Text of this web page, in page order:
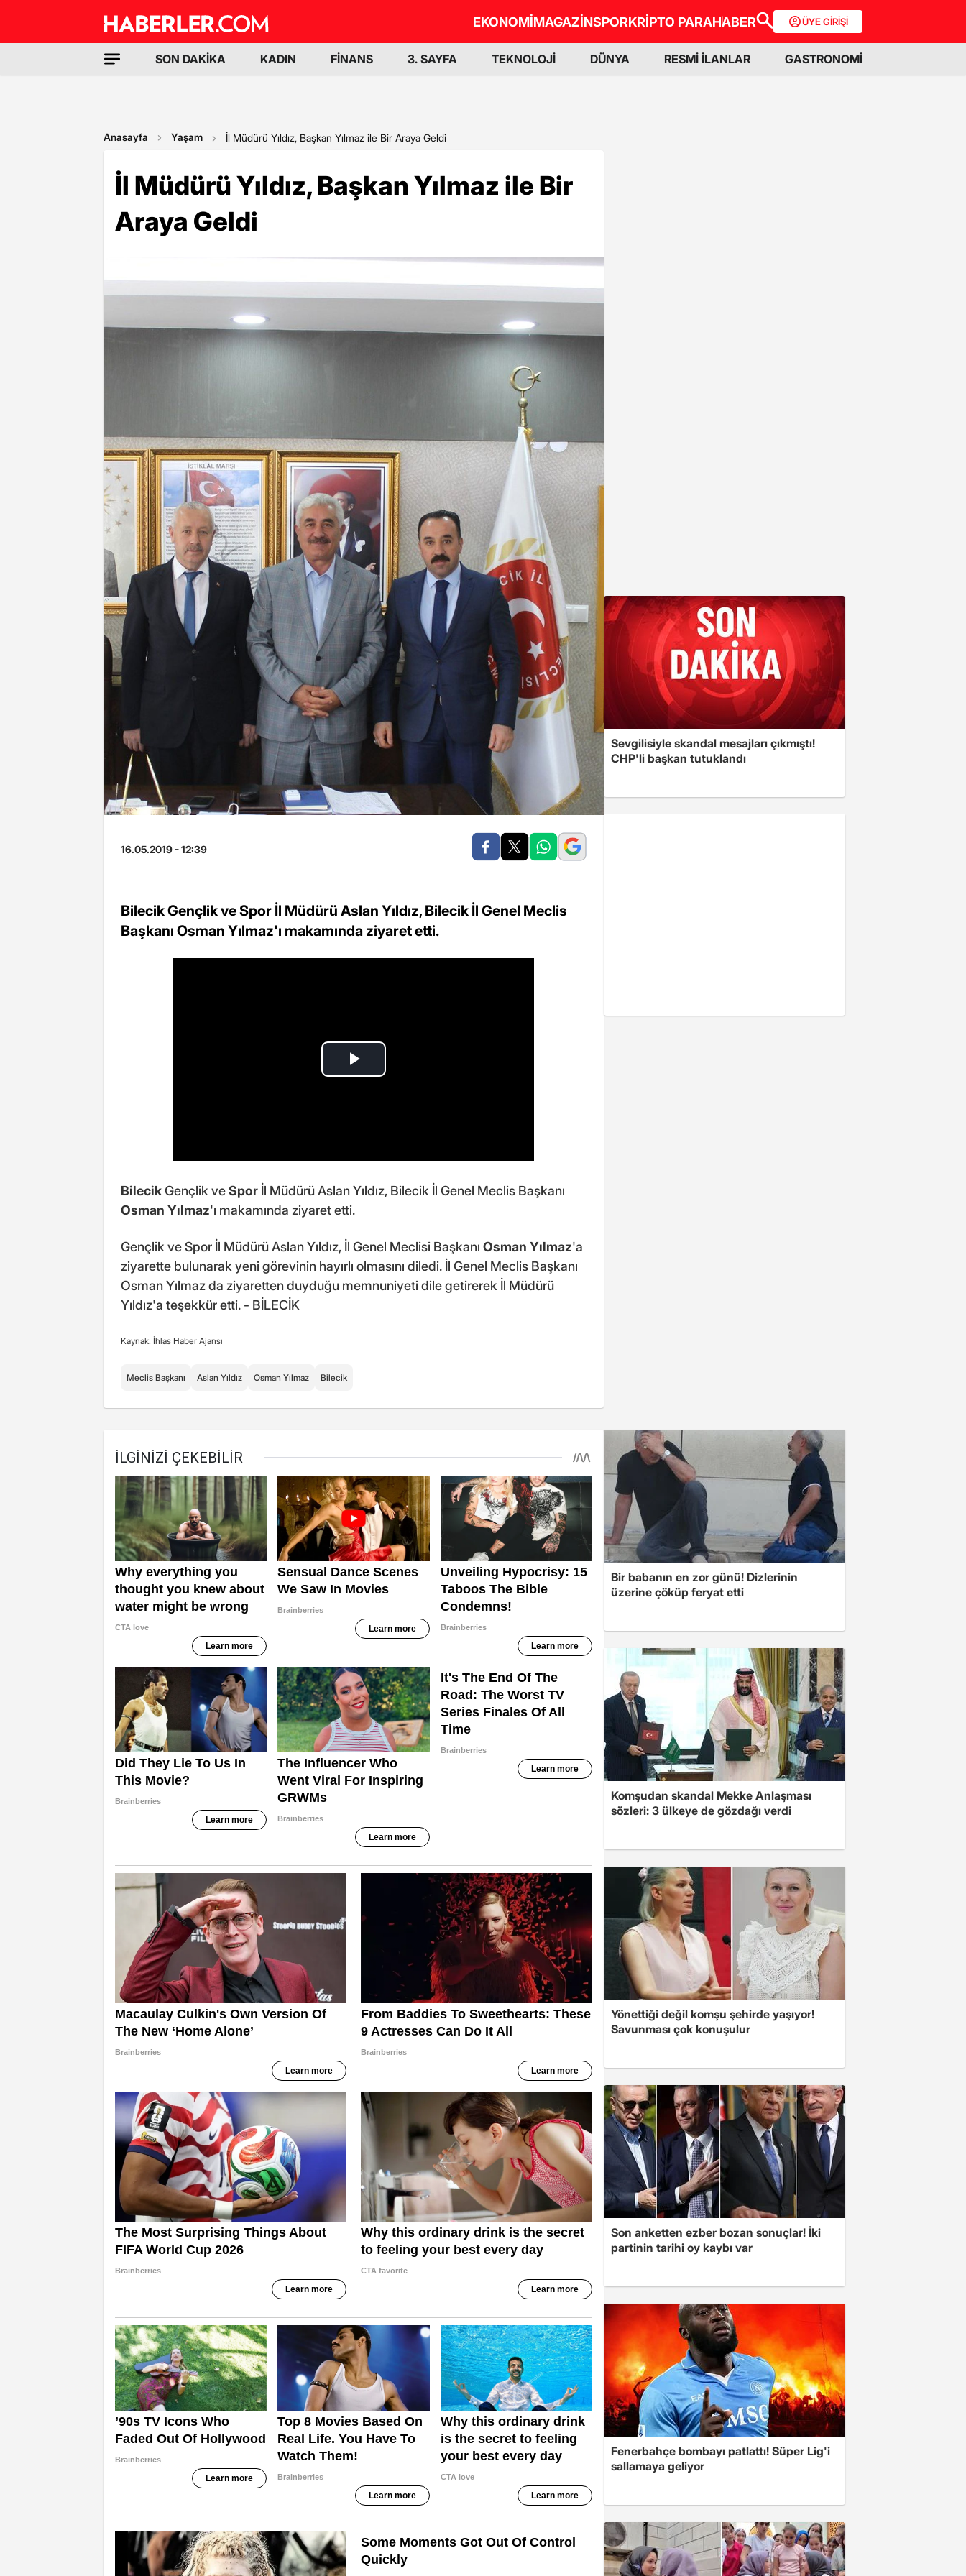
EKONOMİMAGAZİNSPORKRİPTO PARAHABER ÜYE GİRİŞİ
SON DAKİKA KADIN FİNANS 3. SAYFA TEKNOLOJİ DÜNYA RESMİ İLANLAR GASTRONOMİ
Anasayfa Yaşam İl Müdürü Yıldız, Başkan Yılmaz ile Bir Araya Geldi
İl Müdürü Yıldız, Başkan Yılmaz ile Bir
Araya Geldi
16.05.2019 - 12:39
Bilecik Gençlik ve Spor İl Müdürü Aslan Yıldız, Bilecik İl Genel Meclis
Başkanı Osman Yılmaz'ı makamında ziyaret etti.
BilecikGençlik veSpor İl Müdürü Aslan Yıldız, Bilecik İl Genel Meclis Başkanı
Osman Yılmaz'ı makamında ziyaret etti.
Gençlik ve Spor İl Müdürü Aslan Yıldız, İl Genel Meclisi Başkanı Osman Yılmaz'a
ziyarette bulunarak yeni görevinin hayırlı olmasını diledi. İl Genel Meclis Başkanı
Osman Yılmaz da ziyaretten duyduğu memnuniyeti dile getirerek İl Müdürü
Yıldız'a teşekkür etti. - BİLECİK
Kaynak: İhlas Haber Ajansı
Meclis Başkanı Aslan Yıldız Osman Yılmaz Bilecik
Sevgilisiyle skandal mesajları çıkmıştı!
CHP'li başkan tutuklandı
Bir babanın en zor günü! Dizlerinin
üzerine çöküp feryat etti
Komşudan skandal Mekke Anlaşması
sözleri: 3 ülkeye de gözdağı verdi
Yönettiği değil komşu şehirde yaşıyor!
Savunması çok konuşulur
Son anketten ezber bozan sonuçlar! İki
partinin tarihi oy kaybı var
Fenerbahçe bombayı patlattı! Süper Lig'i
sallamaya geliyor